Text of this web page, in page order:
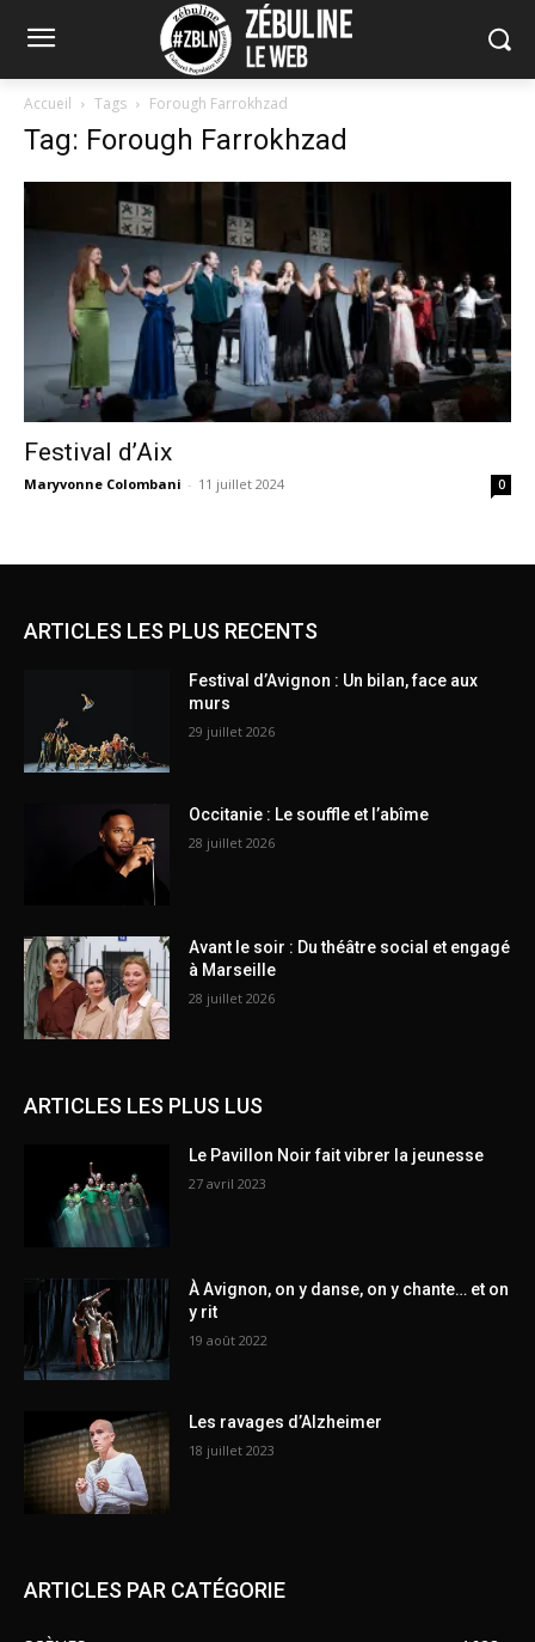
Accueil Tags Forough Farrokhzad
Tag: Forough Farrokhzad
Festival d’Aix
Maryvonne Colombani - 11 juillet 2024 0
ARTICLES LES PLUS RECENTS
Festival d’Avignon : Un bilan, face aux
murs
29 juillet 2026
Occitanie : Le souffle et l’abîme
28 juillet 2026
Avant le soir : Du théâtre social et engagé
à Marseille
28 juillet 2026
ARTICLES LES PLUS LUS
Le Pavillon Noir fait vibrer la jeunesse
27 avril 2023
À Avignon, on y danse, on y chante… et on
y rit
19 août 2022
Les ravages d’Alzheimer
18 juillet 2023
ARTICLES PAR CATÉGORIE